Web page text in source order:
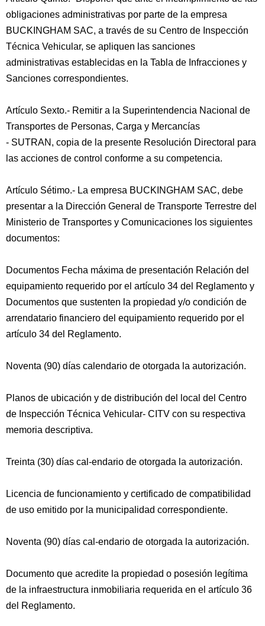
obligaciones administrativas por parte de la empresa
BUCKINGHAM SAC, a través de su Centro de Inspección
Técnica Vehicular, se apliquen las sanciones
administrativas establecidas en la Tabla de Infracciones y
Sanciones correspondientes.
Artículo Sexto.- Remitir a la Superintendencia Nacional de
Transportes de Personas, Carga y Mercancías
- SUTRAN, copia de la presente Resolución Directoral para
las acciones de control conforme a su competencia.
Artículo Sétimo.- La empresa BUCKINGHAM SAC, debe
presentar a la Dirección General de Transporte Terrestre del
Ministerio de Transportes y Comunicaciones los siguientes
documentos:
Documentos Fecha máxima de presentación Relación del
equipamiento requerido por el artículo 34 del Reglamento y
Documentos que sustenten la propiedad y/o condición de
arrendatario financiero del equipamiento requerido por el
artículo 34 del Reglamento.
Noventa (90) días calendario de otorgada la autorización.
Planos de ubicación y de distribución del local del Centro
de Inspección Técnica Vehicular- CITV con su respectiva
memoria descriptiva.
Treinta (30) días cal-endario de otorgada la autorización.
Licencia de funcionamiento y certificado de compatibilidad
de uso emitido por la municipalidad correspondiente.
Noventa (90) días cal-endario de otorgada la autorización.
Documento que acredite la propiedad o posesión legítima
de la infraestructura inmobiliaria requerida en el artículo 36
del Reglamento.